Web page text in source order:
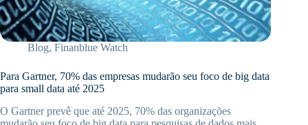
Blog, Finanblue Watch
Para Gartner, 70% das empresas mudarão seu foco de big data
para small data até 2025
O Gartner prevê que até 2025, 70% das organizações